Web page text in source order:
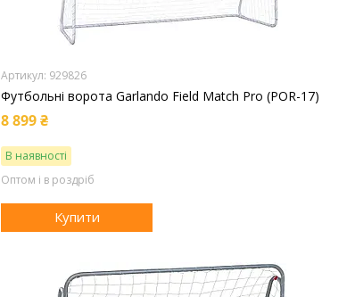
929826
Футбольні ворота Garlando Field Match Pro (POR-17)
8 899 ₴
В наявності
Оптом і в роздріб
Купити